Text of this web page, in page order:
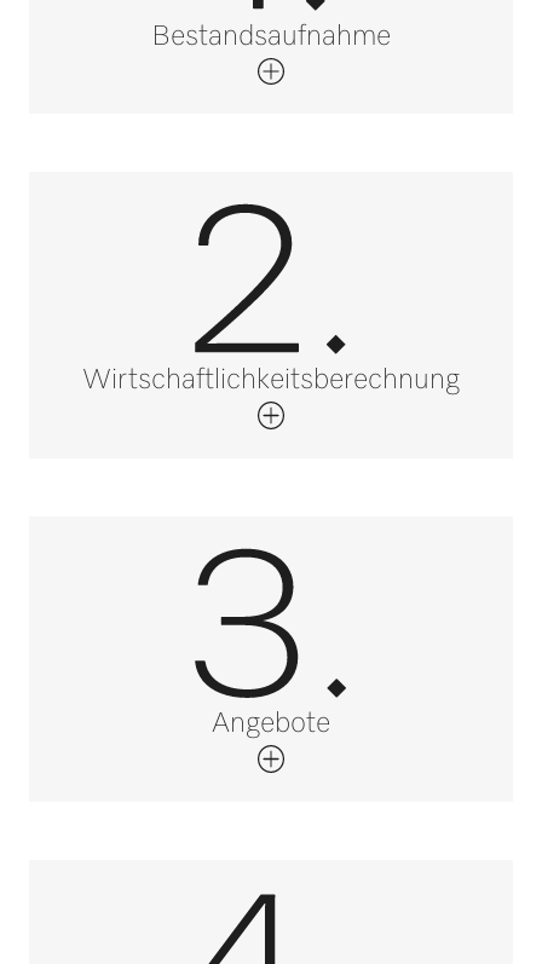
Bestandsaufnahme
Wirtschaftlichkeitsberechnung
Angebote